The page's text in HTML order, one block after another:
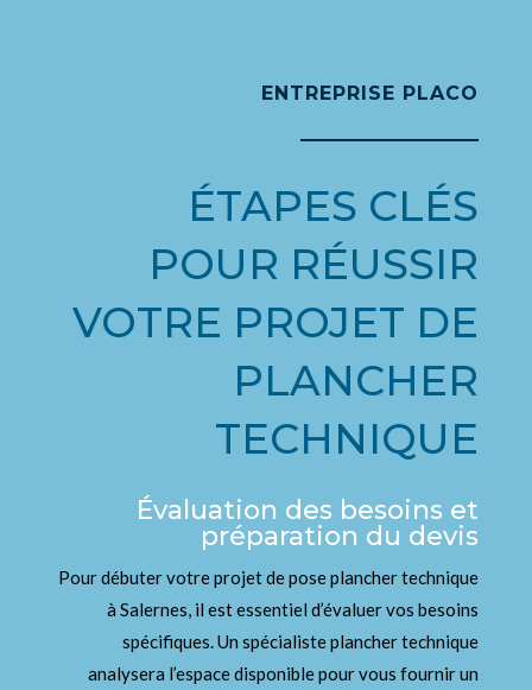
ENTREPRISE PLACO
ÉTAPES CLÉS
POUR RÉUSSIR
VOTRE PROJET DE
PLANCHER
TECHNIQUE
Évaluation des besoins et
préparation du devis
Pour débuter votre projet de pose plancher technique
à Salernes, il est essentiel d’évaluer vos besoins
spécifiques. Un spécialiste plancher technique
analysera l’espace disponible pour vous fournir un